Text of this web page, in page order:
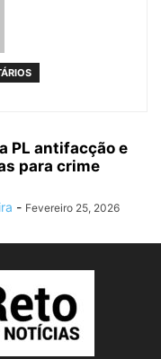
PL antifacção e
para crime
- Fevereiro 25, 2026